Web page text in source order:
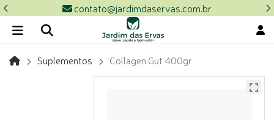
contato@jardimdaservas.com.br
Suplementos Collagen Gut 400gr